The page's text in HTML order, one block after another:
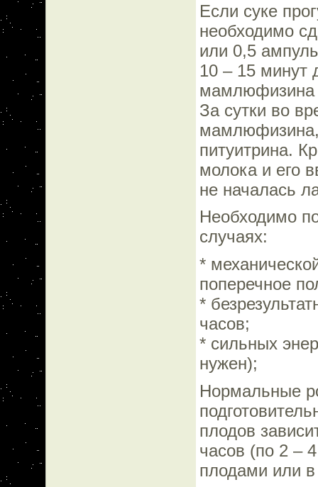
Если суке
необходимо
или 0,5
10 – 15 минут
мамлюфизина
За сутки во
мамлюфизина,
питуитрина.
молока и его
не началась
Необходимо
случаях:
*
поперечное
*
часов;
* сильных
нужен);
Нормальные
плодов
часов (по 2 –
плодами или